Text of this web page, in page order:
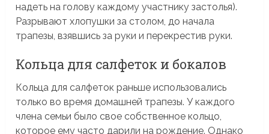
надеть на голову каждому участнику застолья).
Разрывают хлопушки за столом, до начала
трапезы, взявшись за руки и перекрестив руки.
Кольца для салфеток и бокалов
Кольца для салфеток раньше использовались
только во время домашней трапезы. У каждого
члена семьи было свое собственное кольцо,
которое ему часто дарили на рождение. Однако